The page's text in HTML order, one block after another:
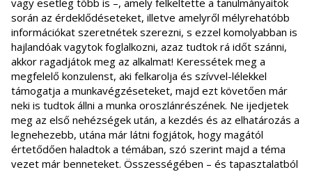
vagy esetleg több is –, amely felkeltette a tanulmányaitok
során az érdeklődéseteket, illetve amelyről mélyrehatóbb
információkat szeretnétek szerezni, s ezzel komolyabban is
hajlandóak vagytok foglalkozni, azaz tudtok rá időt szánni,
akkor ragadjátok meg az alkalmat! Keressétek meg a
megfelelő konzulenst, aki felkarolja és szívvel-lélekkel
támogatja a munkavégzéseteket, majd ezt követően már
neki is tudtok állni a munka oroszlánrészének. Ne ijedjetek
meg az első nehézségek után, a kezdés és az elhatározás a
legnehezebb, utána már látni fogjátok, hogy magától
értetődően haladtok a témában, szó szerint majd a téma
vezet már benneteket. Összességében – és tapasztalatból